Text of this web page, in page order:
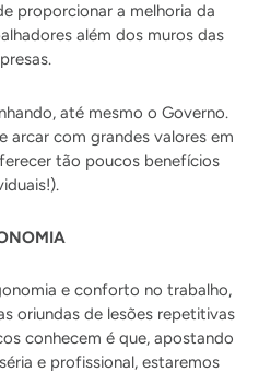
proporcionar a melhoria da
além dos muros das
até mesmo o Governo.
arcar com grandes valores em
tão poucos benefícios
e conforto no trabalho,
oriundas de lesões repetitivas
conhecem é que, apostando
e profissional, estaremos